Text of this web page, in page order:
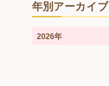
年別アーカイブ
2026年